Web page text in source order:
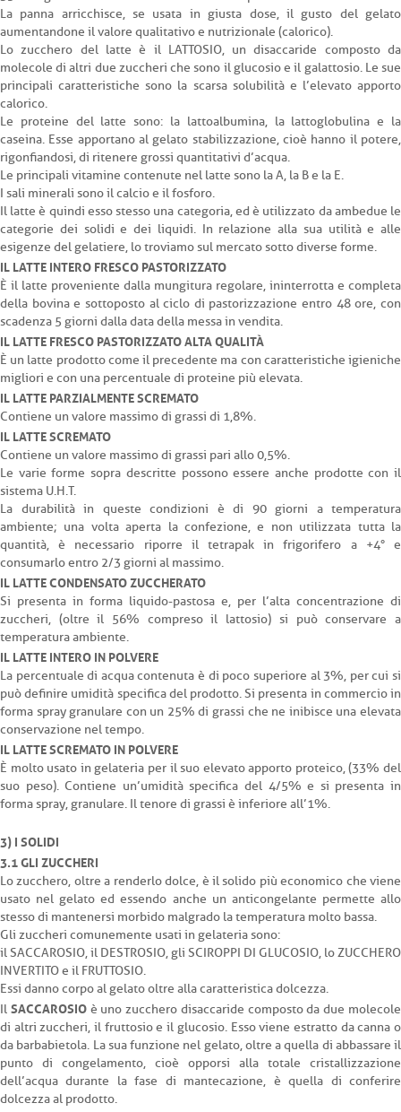
La panna arricchisce, se usata in giusta dose, il gusto del gelato
aumentandone il valore qualitativo e nutrizionale (calorico).
Lo zucchero del latte è il LATTOSIO, un disaccaride composto da
molecole di altri due zuccheri che sono il glucosio e il galattosio. Le sue
principali caratteristiche sono la scarsa solubilità e l’elevato apporto
calorico.
Le proteine del latte sono: la lattoalbumina, la lattoglobulina e la
caseina. Esse apportano al gelato stabilizzazione, cioè hanno il potere,
rigonfiandosi, di ritenere grossi quantitativi d’acqua.
Le principali vitamine contenute nel latte sono la A, la B e la E.
I sali minerali sono il calcio e il fosforo.
Il latte è quindi esso stesso una categoria, ed è utilizzato da ambedue le
categorie dei solidi e dei liquidi. In relazione alla sua utilità e alle
esigenze del gelatiere, lo troviamo sul mercato sotto diverse forme.
IL LATTE INTERO FRESCO PASTORIZZATO
È il latte proveniente dalla mungitura regolare, ininterrotta e completa
della bovina e sottoposto al ciclo di pastorizzazione entro 48 ore, con
scadenza 5 giorni dalla data della messa in vendita.
IL LATTE FRESCO PASTORIZZATO ALTA QUALITÀ
È un latte prodotto come il precedente ma con caratteristiche igieniche
migliori e con una percentuale di proteine più elevata.
IL LATTE PARZIALMENTE SCREMATO
Contiene un valore massimo di grassi di 1,8%.
IL LATTE SCREMATO
Contiene un valore massimo di grassi pari allo 0,5%.
Le varie forme sopra descritte possono essere anche prodotte con il
sistema U.H.T.
La durabilità in queste condizioni è di 90 giorni a temperatura
ambiente; una volta aperta la confezione, e non utilizzata tutta la
quantità, è necessario riporre il tetrapak in frigorifero a +4° e
consumarlo entro 2/3 giorni al massimo.
IL LATTE CONDENSATO ZUCCHERATO
Si presenta in forma liquido-pastosa e, per l’alta concentrazione di
zuccheri, (oltre il 56% compreso il lattosio) si può conservare a
temperatura ambiente.
IL LATTE INTERO IN POLVERE
La percentuale di acqua contenuta è di poco superiore al 3%, per cui si
può definire umidità specifica del prodotto. Si presenta in commercio in
forma spray granulare con un 25% di grassi che ne inibisce una elevata
conservazione nel tempo.
IL LATTE SCREMATO IN POLVERE
È molto usato in gelateria per il suo elevato apporto proteico, (33% del
suo peso). Contiene un’umidità specifica del 4/5% e si presenta in
forma spray, granulare. Il tenore di grassi è inferiore all’1%.
3) I SOLIDI
3.1 GLI ZUCCHERI
Lo zucchero, oltre a renderlo dolce, è il solido più economico che viene
usato nel gelato ed essendo anche un anticongelante permette allo
stesso di mantenersi morbido malgrado la temperatura molto bassa.
Gli zuccheri comunemente usati in gelateria sono:
il SACCAROSIO, il DESTROSIO, gli SCIROPPI DI GLUCOSIO, lo ZUCCHERO
INVERTITO e il FRUTTOSIO.
Essi danno corpo al gelato oltre alla caratteristica dolcezza.
Il SACCAROSIOè uno zucchero disaccaride composto da due molecole
di altri zuccheri, il fruttosio e il glucosio. Esso viene estratto da canna o
da barbabietola. La sua funzione nel gelato, oltre a quella di abbassare il
punto di congelamento, cioè opporsi alla totale cristallizzazione
dell’acqua durante la fase di mantecazione, è quella di conferire
dolcezza al prodotto.